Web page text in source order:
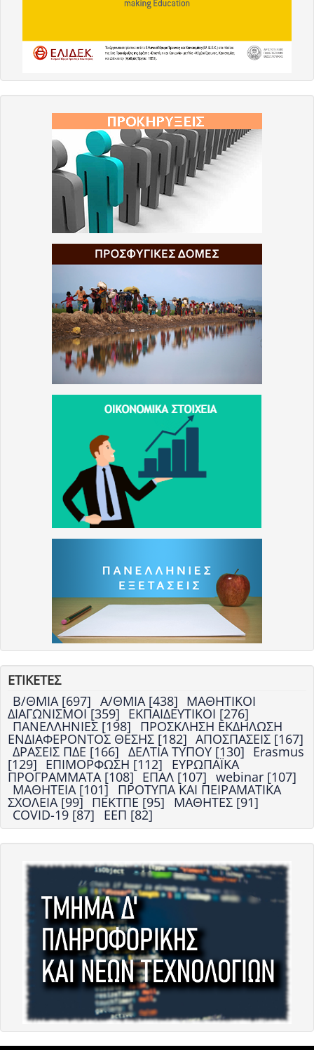
ΕΤΙΚΕΤΕΣ
Β/ΘΜΙΑ [697] Α/ΘΜΙΑ [438] ΜΑΘΗΤΙΚΟΙ
ΔΙΑΓΩΝΙΣΜΟΙ [359] ΕΚΠΑΙΔΕΥΤΙΚΟΙ [276]
ΠΑΝΕΛΛΗΝΙΕΣ [198] ΠΡΟΣΚΛΗΣΗ ΕΚΔΗΛΩΣΗ
ΕΝΔΙΑΦΕΡΟΝΤΟΣ ΘΕΣΗΣ [182] ΑΠΟΣΠΑΣΕΙΣ [167]
ΔΡΑΣΕΙΣ ΠΔΕ [166] ΔΕΛΤΙΑ ΤΥΠΟΥ [130] Erasmus
[129] ΕΠΙΜΟΡΦΩΣΗ [112] ΕΥΡΩΠΑΪΚΑ
ΠΡΟΓΡΑΜΜΑΤΑ [108] ΕΠΑΛ [107] webinar [107]
ΜΑΘΗΤΕΙΑ [101] ΠΡΟΤΥΠΑ ΚΑΙ ΠΕΙΡΑΜΑΤΙΚΑ
ΣΧΟΛΕΙΑ [99] ΠΕΚΤΠΕ [95] ΜΑΘΗΤΕΣ [91]
COVID-19 [87] ΕΕΠ [82]